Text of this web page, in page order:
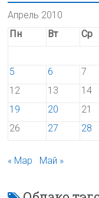
Апрель 2010
Пн
Вт Ср
5
6 7
12
13 14
19
20 21
26
27 28
« Мар Май »